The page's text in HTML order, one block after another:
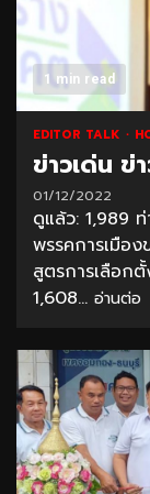
1 min read
EDITOR TALK
ข่าวเด่น ข่
01/12/2022
ดูแล้ว: 1,989
พรรคการเมือ
สูตรการเลือก
1,608... อ่านต่อ